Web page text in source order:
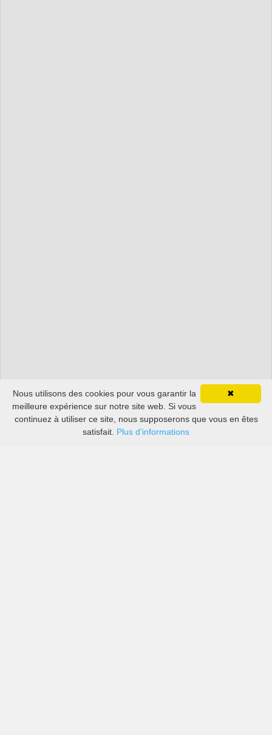
✖
Nous utilisons des cookies pour vous garantir la
meilleure expérience sur notre site web. Si vous
continuez à utiliser ce site, nous supposerons que vous en êtes
satisfait. Plus d'informations